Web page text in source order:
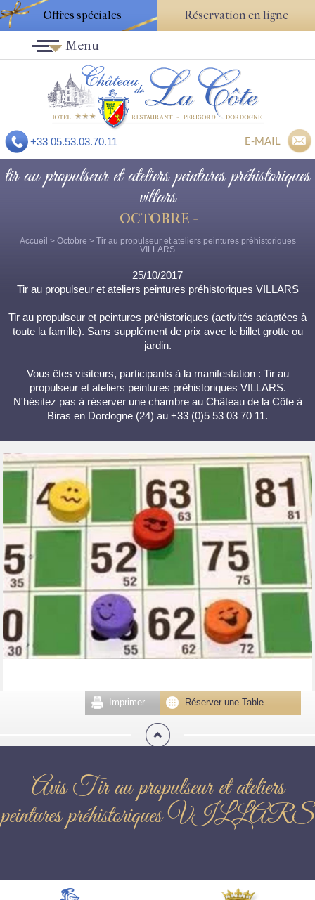
Offres spéciales Réservation en ligne
+33 05.53.03.70.11 E-MAIL
Menu
tir au propulseur et ateliers peintures préhistoriques
villars
OCTOBRE -
Accueil > Octobre > Tir au propulseur et ateliers peintures préhistoriques
VILLARS
25/10/2017
Tir au propulseur et ateliers peintures préhistoriques VILLARS
Tir au propulseur et peintures préhistoriques (activités adaptées à
toute la famille). Sans supplément de prix avec le billet grotte ou
jardin.
Vous êtes visiteurs, participants à la manifestation : Tir au
propulseur et ateliers peintures préhistoriques VILLARS.
N'hésitez pas à réserver une chambre au Château de la Côte à
Biras en Dordogne (24) au +33 (0)5 53 03 70 11.
Réserver une Table
Imprimer
Avis Tir au propulseur et ateliers
peintures préhistoriques VILLARS